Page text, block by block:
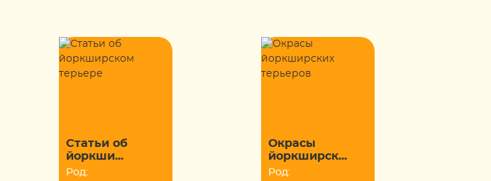
Статьи об
йоркши...
Род:
Окрасы
йоркширск...
Род: